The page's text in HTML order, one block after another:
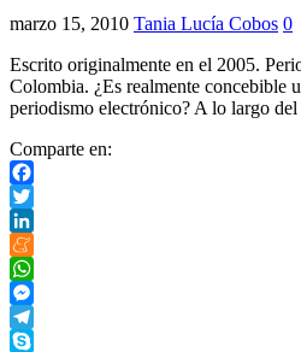
marzo 15, 2010 Tania Lucía Cobos 0
Escrito originalmente en el 2005.
Colombia. ¿Es realmente concebible
periodismo electrónico? A lo largo
Comparte en:
Facebook
Twitter
LinkedIn
Meneame
WhatsApp
Messenger
Telegram